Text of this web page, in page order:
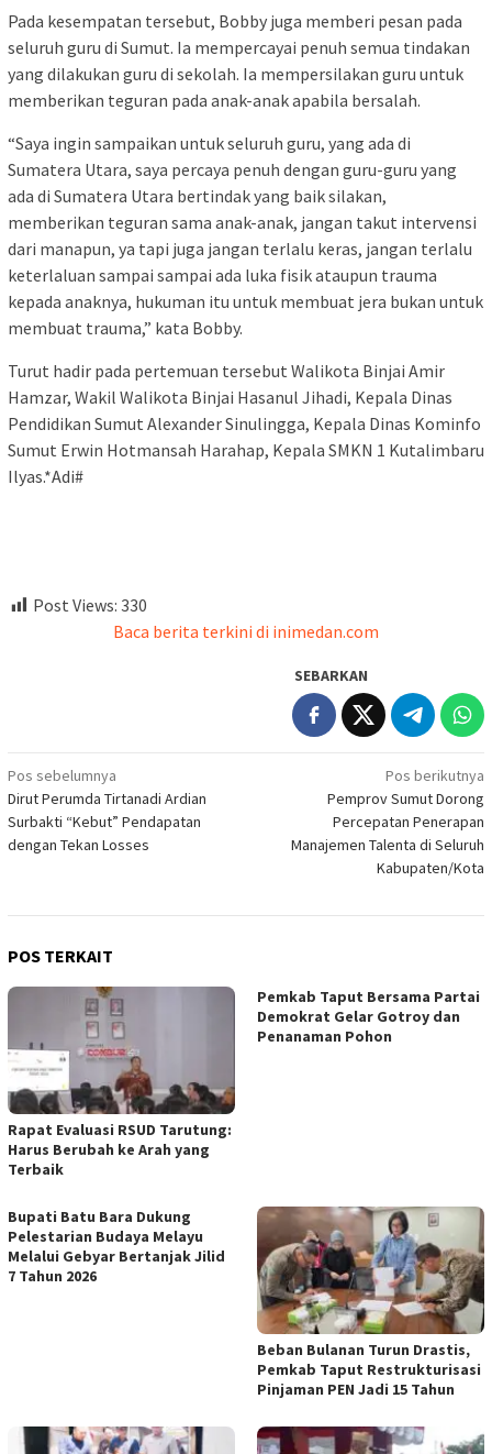
Pada kesempatan tersebut, Bobby juga memberi pesan pada
seluruh guru di Sumut. Ia mempercayai penuh semua tindakan
yang dilakukan guru di sekolah. Ia mempersilakan guru untuk
memberikan teguran pada anak-anak apabila bersalah.
“Saya ingin sampaikan untuk seluruh guru, yang ada di
Sumatera Utara, saya percaya penuh dengan guru-guru yang
ada di Sumatera Utara bertindak yang baik silakan,
memberikan teguran sama anak-anak, jangan takut intervensi
dari manapun, ya tapi juga jangan terlalu keras, jangan terlalu
keterlaluan sampai sampai ada luka fisik ataupun trauma
kepada anaknya, hukuman itu untuk membuat jera bukan untuk
membuat trauma,” kata Bobby.
Turut hadir pada pertemuan tersebut Walikota Binjai Amir
Hamzar, Wakil Walikota Binjai Hasanul Jihadi, Kepala Dinas
Pendidikan Sumut Alexander Sinulingga, Kepala Dinas Kominfo
Sumut Erwin Hotmansah Harahap, Kepala SMKN 1 Kutalimbaru
Ilyas.*Adi#
Post Views: 330
Baca berita terkini di inimedan.com
SEBARKAN
Navigasi
pos
Pos sebelumnya
Dirut Perumda Tirtanadi Ardian
Surbakti “Kebut” Pendapatan
dengan Tekan Losses
Pos berikutnya
Pemprov Sumut Dorong
Percepatan Penerapan
Manajemen Talenta di Seluruh
Kabupaten/Kota
POS TERKAIT
Rapat Evaluasi RSUD Tarutung:
Harus Berubah ke Arah yang
Terbaik
Pemkab Taput Bersama Partai
Demokrat Gelar Gotroy dan
Penanaman Pohon
Bupati Batu Bara Dukung
Pelestarian Budaya Melayu
Melalui Gebyar Bertanjak Jilid
7 Tahun 2026
Beban Bulanan Turun Drastis,
Pemkab Taput Restrukturisasi
Pinjaman PEN Jadi 15 Tahun‎